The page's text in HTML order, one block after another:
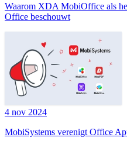
Waarom XDA MobiOffice als
Office beschouwt
4 nov 2024
MobiSystems verenigt Office